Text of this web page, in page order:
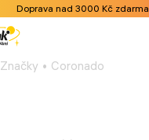
Doprava nad 3000 Kč zdarma
Značky Coronado